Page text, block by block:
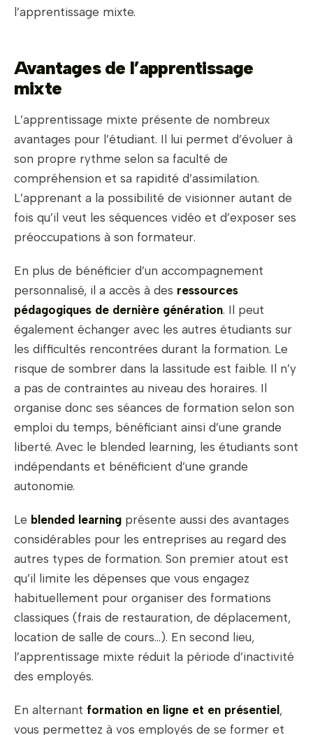
l’apprentissage mixte.
Avantages de l’apprentissage
mixte
L’apprentissage mixte présente de nombreux
avantages pour l’étudiant. Il lui permet d’évoluer à
son propre rythme selon sa faculté de
compréhension et sa rapidité d’assimilation.
L’apprenant a la possibilité de visionner autant de
fois qu’il veut les séquences vidéo et d’exposer ses
préoccupations à son formateur.
En plus de bénéficier d’un accompagnement
personnalisé, il a accès à des ressources
pédagogiques de dernière génération. Il peut
également échanger avec les autres étudiants sur
les difficultés rencontrées durant la formation. Le
risque de sombrer dans la lassitude est faible. Il n’y
a pas de contraintes au niveau des horaires. Il
organise donc ses séances de formation selon son
emploi du temps, bénéficiant ainsi d’une grande
liberté. Avec le blended learning, les étudiants sont
indépendants et bénéficient d’une grande
autonomie.
Le blended learning présente aussi des avantages
considérables pour les entreprises au regard des
autres types de formation. Son premier atout est
qu’il limite les dépenses que vous engagez
habituellement pour organiser des formations
classiques (frais de restauration, de déplacement,
location de salle de cours…). En second lieu,
l’apprentissage mixte réduit la période d’inactivité
des employés.
En alternant formation en ligne et en présentiel,
vous permettez à vos employés de se former et